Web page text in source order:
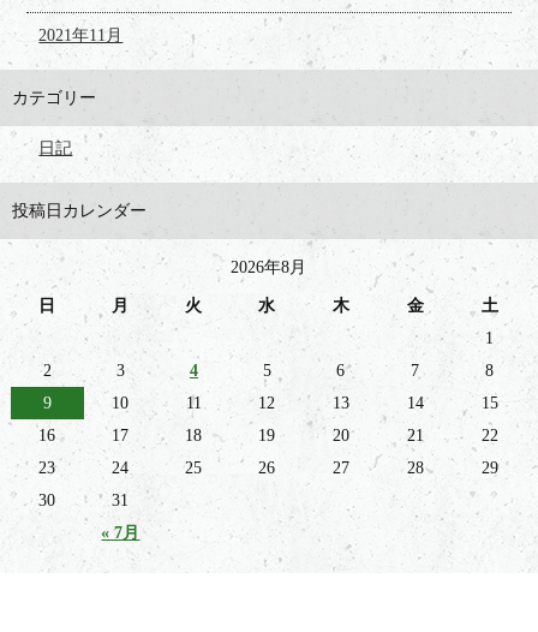
2021年11月
カテゴリー
日記
投稿日カレンダー
2026年8月
日 月 火 水 木 金 土
« 7月
1
2
3 4 5 6 7
8
9
10 11 12 13 14
15
16
17 18 19 20 21
22
23
24 25 26 27 28
29
30
31